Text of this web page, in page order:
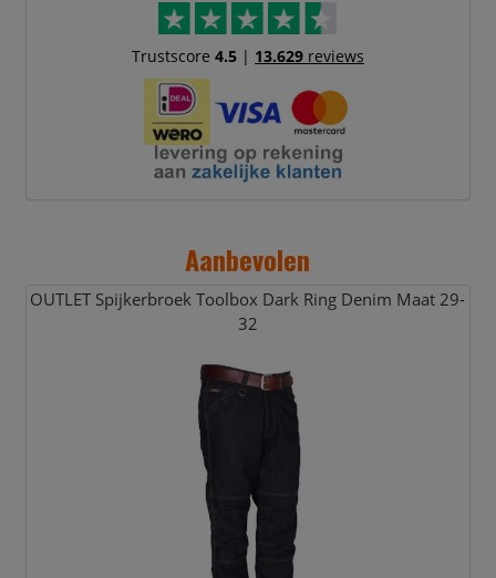
Trustscore 4.5| 13.629reviews
Aanbevolen
OUTLET Spijkerbroek Toolbox Dark Ring Denim Maat 29-
32